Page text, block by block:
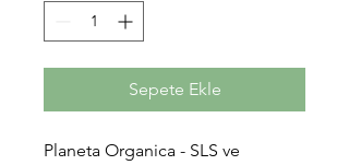
Sepete Ekle
Planeta Organica - SLS ve